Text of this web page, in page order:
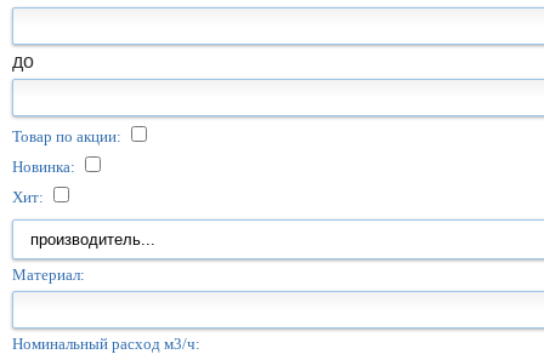
до
Товар по акции:
Новинка:
Хит:
Материал:
Номинальный расход м3/ч: